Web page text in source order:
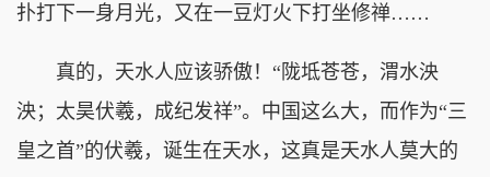
扑打下一身月光，又在一豆灯火下打坐修禅……
真的，天水人应该骄傲！“陇坻苍苍，渭水泱
泱；太昊伏羲，成纪发祥”。中国这么大，而作为“三
皇之首”的伏羲，诞生在天水，这真是天水人莫大的